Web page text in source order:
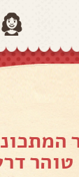
טוהר